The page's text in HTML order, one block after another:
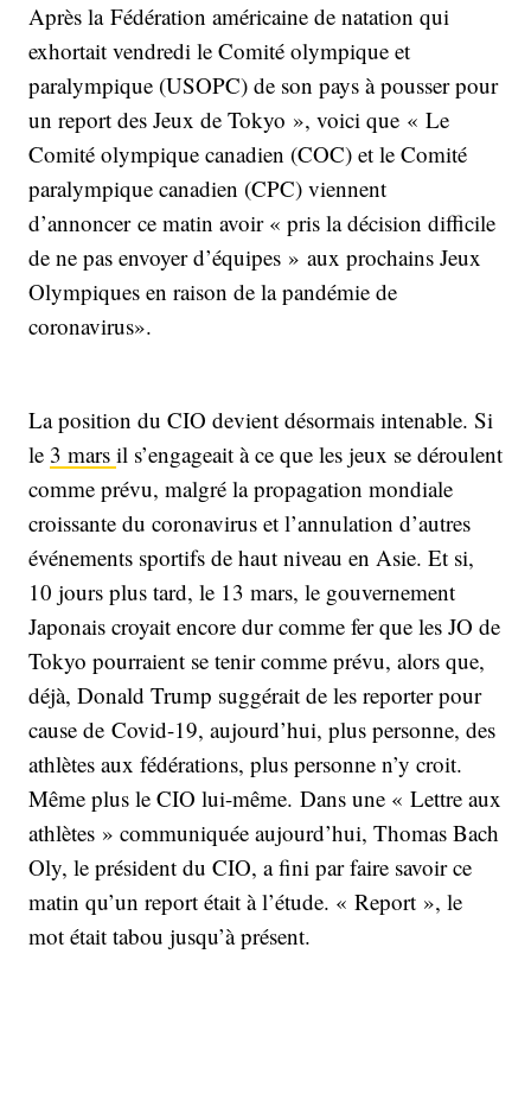
Après la Fédération américaine de natation qui
exhortait vendredi le Comité olympique et
paralympique (USOPC) de son pays à pousser pour
un report des Jeux de Tokyo », voici que « Le
Comité olympique canadien (COC) et le Comité
paralympique canadien (CPC) viennent
d’annoncer ce matin avoir « pris la décision difficile
de ne pas envoyer d’équipes » aux prochains Jeux
Olympiques en raison de la pandémie de
coronavirus».
La position du CIO devient désormais intenable. Si
le 3 mars il s’engageait à ce que les jeux se déroulent
comme prévu, malgré la propagation mondiale
croissante du coronavirus et l’annulation d’autres
événements sportifs de haut niveau en Asie. Et si,
10 jours plus tard, le 13 mars, le gouvernement
Japonais croyait encore dur comme fer que les JO de
Tokyo pourraient se tenir comme prévu, alors que,
déjà, Donald Trump suggérait de les reporter pour
cause de Covid-19, aujourd’hui, plus personne, des
athlètes aux fédérations, plus personne n’y croit.
Même plus le CIO lui-même. Dans une « Lettre aux
athlètes » communiquée aujourd’hui, Thomas Bach
Oly, le président du CIO, a fini par faire savoir ce
matin qu’un report était à l’étude. « Report », le
mot était tabou jusqu’à présent.